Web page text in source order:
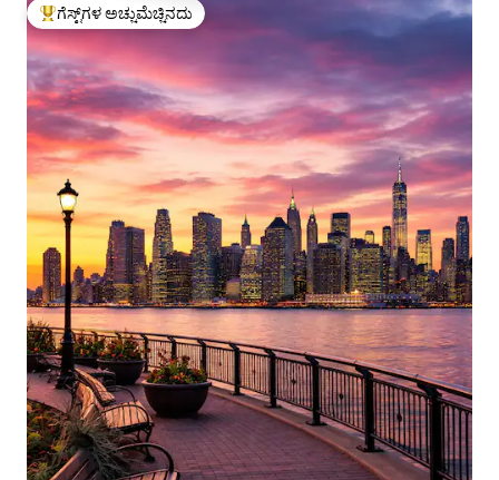
ಗೆಸ್ಟ್‌ಗಳಿಗೆ ಅತಿ ಹೆಚ್ಚು ಅಚ್ಚುಮೆಚ್ಚಿನದು
ಗೆಸ್ಟ್‌ಗಳ ಅಚ್ಚುಮೆಚ್ಚಿನದು